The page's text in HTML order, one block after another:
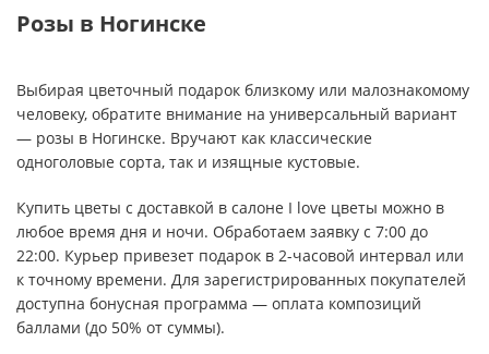
Розы в Ногинске
Выбирая цветочный подарок близкому или малознакомому
человеку, обратите внимание на универсальный вариант
— розы в Ногинске. Вручают как классические
одноголовые сорта, так и изящные кустовые.
Купить цветы с доставкой в салоне I love цветы можно в
любое время дня и ночи. Обработаем заявку с 7:00 до
22:00. Курьер привезет подарок в 2-часовой интервал или
к точному времени. Для зарегистрированных покупателей
доступна бонусная программа — оплата композиций
баллами (до 50% от суммы).